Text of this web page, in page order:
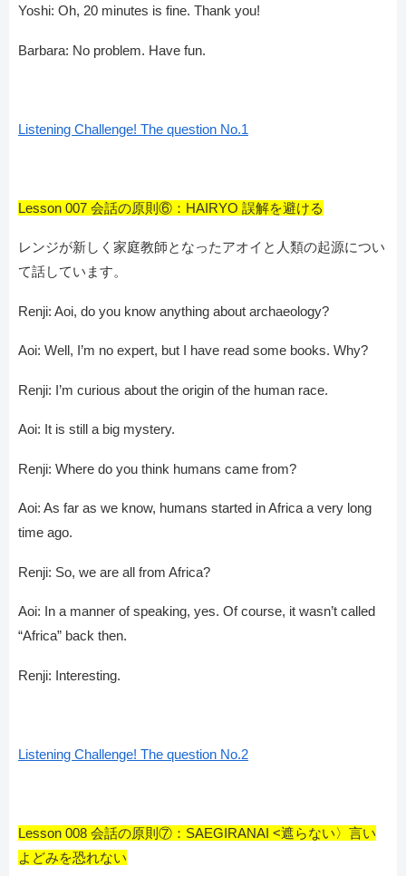
Yoshi: Oh, 20 minutes is fine. Thank you!
Barbara: No problem. Have fun.
Listening Challenge! The question No.1
Lesson 007 会話の原則⑥：HAIRYO 誤解を避ける
レンジが新しく家庭教師となったアオイと人類の起源につい
て話しています。
Renji: Aoi, do you know anything about archaeology?
Aoi: Well, I’m no expert, but I have read some books. Why?
Renji: I’m curious about the origin of the human race.
Aoi: It is still a big mystery.
Renji: Where do you think humans came from?
Aoi: As far as we know, humans started in Africa a very long
time ago.
Renji: So, we are all from Africa?
Aoi: In a manner of speaking, yes. Of course, it wasn’t called
“Africa” back then.
Renji: Interesting.
Listening Challenge! The question No.2
Lesson 008 会話の原則⑦：SAEGIRANAI <遮らない〉言い
よどみを恐れない